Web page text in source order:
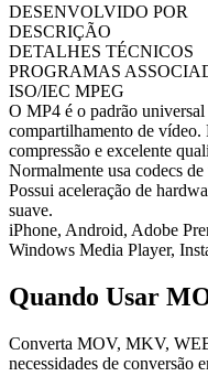
DESENVOLVIDO POR
DESCRIÇÃO
DETALHES TÉCNICOS
PROGRAMAS
ISO/IEC MPEG
O MP4 é o padrão universal
compartilhamento de
compressão e excelente
Normalmente usa codecs
Possui aceleração de
suave.
iPhone, Android, Adobe
Windows Media Player,
Quando Usar
Converta MOV, MKV,
necessidades de conversão